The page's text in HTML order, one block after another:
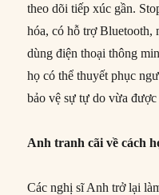
theo dõi tiếp xúc gần.
hóa, có hỗ trợ Bluetooth,
dùng điện thoại thông
họ có thể thuyết phục
bảo vệ sự tự do vừa
Anh tranh cãi về cách
Các nghị sĩ Anh trở lại